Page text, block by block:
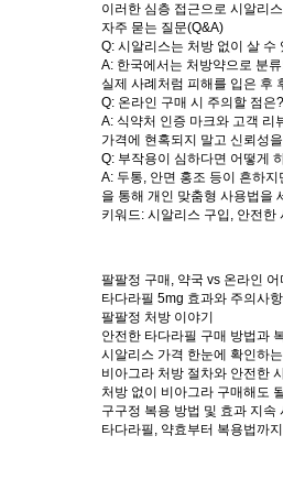
이러한 심층 접근으로 시알리
자주 묻는 질문(Q&A)
Q: 시알리스는 처방 없이 살 수
A: 한국에서는 처방약으로 분
실제 사례처럼 피해를 입은 후
Q: 온라인 구매 시 주의할 점은?
A: 식약처 인증 마크와 고객 리
가격에 현혹되지 말고 신뢰성
Q: 부작용이 심하다면 어떻게
A: 두통, 안면 홍조 등이 흔하
을 통해 개인 맞춤형 사용법을
키워드: 시알리스 구입, 안전
팔팔정 구매, 약국 vs 온라인
타다라필 5mg 효과와 주의사항
팔팔정 처방 이야기
안전한 타다라필 구매 방법과
시알리스 가격 한눈에 확인하
비아그라 처방 절차와 안전한
처방 없이 비아그라 구매해도
구구정 복용 방법 및 효과 지속
타다라필, 약효부터 복용법까